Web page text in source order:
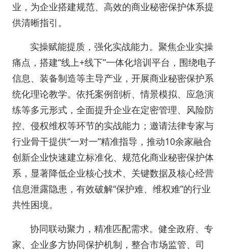
业，为企业搭建规范、高效的商业秘密保护体系提
供清晰指引。
实操赋能提质，强化实战能力。聚焦企业实操
痛点，搭建“线上+线下”一体化培训平台，围绕电子
信息、装备制造等主导产业，开展商业秘密保护系
统化理论教学。依托案例剖析、情景模拟、应急演
练等多元形式，全面提升企业在定密管理、风险防
控、侵权维权等环节的实战能力；邀请法律专家与
行业骨干提供“一对一”精准指导，推动10余家融合
创新企业快速建立标准化、规范化商业秘密保护体
系，显著降低企业核心技术、关键数据及核心经营
信息泄露隐患，有效破解“保护难、维权难”的行业
共性困境。
协同联动聚力，精准匹配需求。健全政府、专
家、企业多方协同保护机制，整合市场监管、司